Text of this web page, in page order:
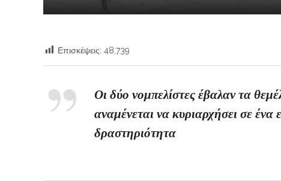
Επισκέψεις: 48,739
Οι δύο νομπελίστες έβαλαν τα
αναμένεται να κυριαρχήσει σε
δραστηριότητα